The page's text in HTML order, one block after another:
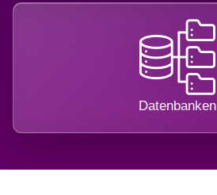
Datenbanken